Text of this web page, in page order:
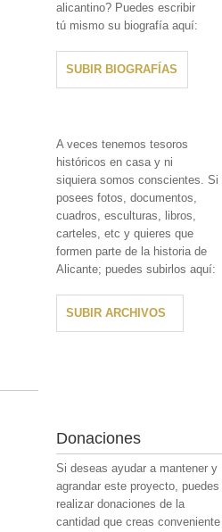
alicantino? Puedes escribir
tú mismo su biografía aquí:
SUBIR BIOGRAFÍAS
A veces tenemos tesoros
históricos en casa y ni
siquiera somos conscientes. Si
posees fotos, documentos,
cuadros, esculturas, libros,
carteles, etc y quieres que
formen parte de la historia de
Alicante; puedes subirlos aquí:
SUBIR ARCHIVOS
Donaciones
Si deseas ayudar a mantener y
agrandar este proyecto, puedes
realizar donaciones de la
cantidad que creas conveniente